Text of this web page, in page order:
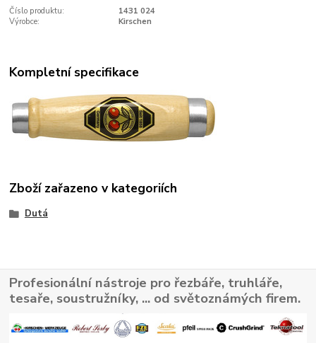
Číslo produktu:
1431 024
Výrobce:
Kirschen
Kompletní specifikace
Zboží zařazeno v kategoriích
Dutá
Profesionální nástroje pro řezbáře, truhláře,
tesaře, soustružníky, ... od světoznámých firem.